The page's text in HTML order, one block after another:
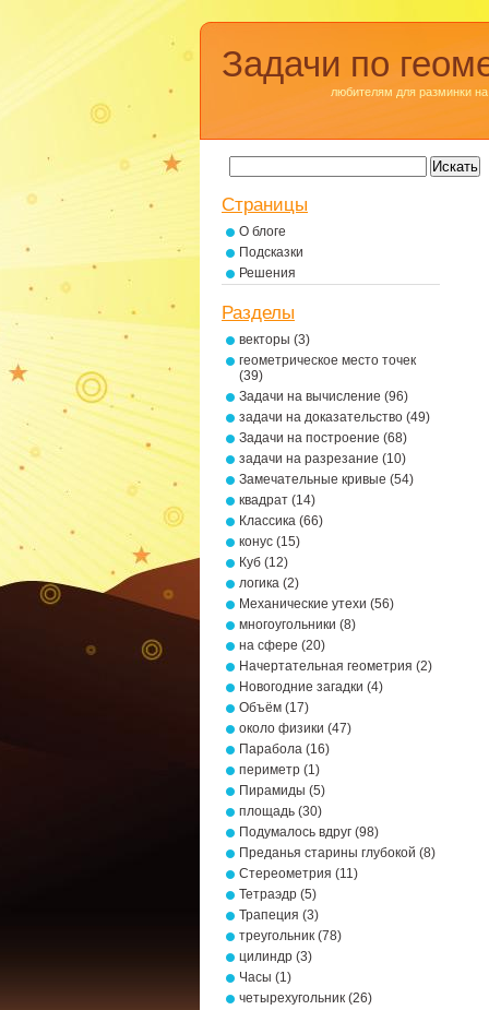
Задачи по
любителям для разминки на
Страницы
О блоге
Подсказки
Решения
Разделы
векторы (3)
геометрическое место точек
(39)
Задачи на вычисление (96)
задачи на доказательство (49)
Задачи на построение (68)
задачи на разрезание (10)
Замечательные кривые (54)
квадрат (14)
Классика (66)
конус (15)
Куб (12)
логика (2)
Механические утехи (56)
многоугольники (8)
на сфере (20)
Начертательная геометрия (2)
Новогодние загадки (4)
Объём (17)
около физики (47)
Парабола (16)
периметр (1)
Пирамиды (5)
площадь (30)
Подумалось вдруг (98)
Преданья старины глубокой (8)
Стереометрия (11)
Тетраэдр (5)
Трапеция (3)
треугольник (78)
цилиндр (3)
Часы (1)
четырехугольник (26)